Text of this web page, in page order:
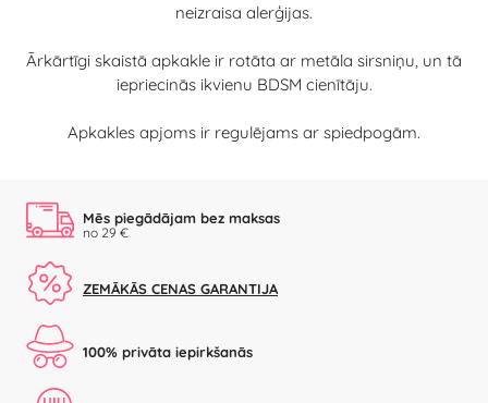
neizraisa alerģijas.
Ārkārtīgi skaistā apkakle ir rotāta ar metāla sirsniņu, un tā
iepriecinās ikvienu BDSM cienītāju.
Apkakles apjoms ir regulējams ar spiedpogām.
Mēs piegādājam bez maksas
no 29 €
ZEMĀKĀS CENAS GARANTIJA
100% privāta iepirkšanās